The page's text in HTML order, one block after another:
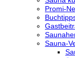
Promi-
Sauna-